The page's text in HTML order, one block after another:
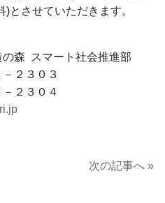
とさせていただきます。
の森 スマート社会推進部
２３０３
２３０４
次の記事へ »